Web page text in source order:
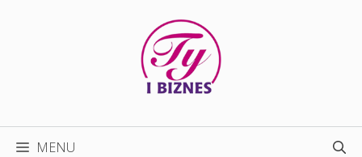
MENU